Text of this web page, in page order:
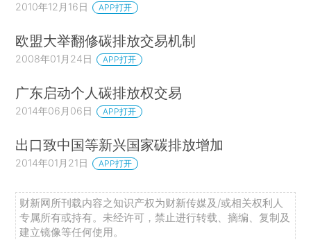
2010年12月16日 APP打开
欧盟大举翻修碳排放交易机制
2008年01月24日 APP打开
广东启动个人碳排放权交易
2014年06月06日 APP打开
出口致中国等新兴国家碳排放增加
2014年01月21日 APP打开
财新网所刊载内容之知识产权为财新传媒及/或相关权利人
专属所有或持有。未经许可，禁止进行转载、摘编、复制及
建立镜像等任何使用。